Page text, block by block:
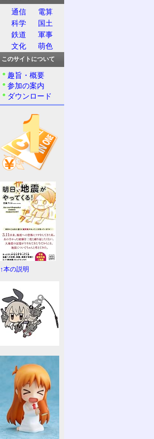
通信
電算
科学
国土
鉄道
軍事
文化
萌色
このサイトについて
趣旨・概要
参加の案内
ダウンロード
↑本の説明